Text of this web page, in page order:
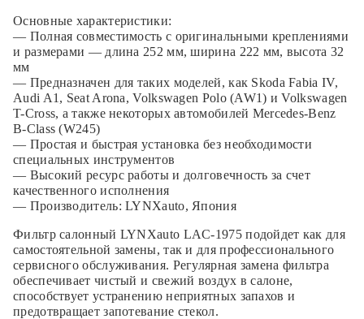
Основные характеристики:
— Полная совместимость с оригинальными креплениями
и размерами — длина 252 мм, ширина 222 мм, высота 32
мм
— Предназначен для таких моделей, как Skoda Fabia IV,
Audi A1, Seat Arona, Volkswagen Polo (AW1) и Volkswagen
T-Cross, а также некоторых автомобилей Mercedes-Benz
B-Class (W245)
— Простая и быстрая установка без необходимости
специальных инструментов
— Высокий ресурс работы и долговечность за счет
качественного исполнения
— Производитель: LYNXauto, Япония
Фильтр салонный LYNXauto LAC-1975 подойдет как для
самостоятельной замены, так и для профессионального
сервисного обслуживания. Регулярная замена фильтра
обеспечивает чистый и свежий воздух в салоне,
способствует устранению неприятных запахов и
предотвращает запотевание стекол.